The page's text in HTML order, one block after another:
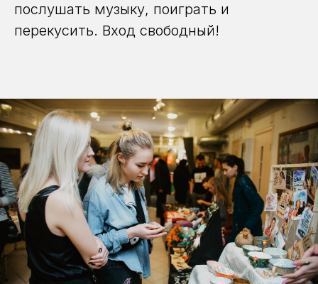
послушать музыку, поиграть и
перекусить. Вход свободный!